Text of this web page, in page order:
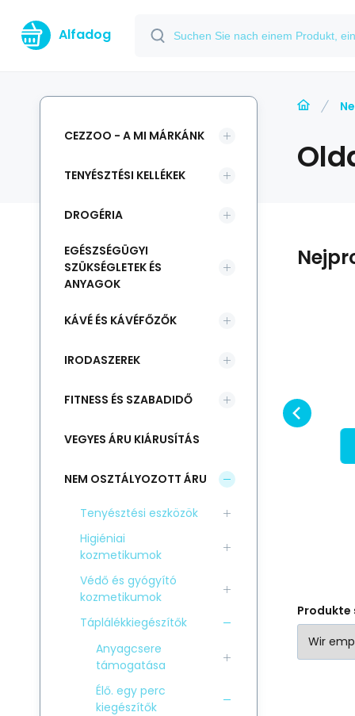
Alfadog
RABATT
Diafarm Omega
3+6+9 szőrre
adagoló 250ml
14.21
IN DEN KORB
természetes
táplálékkiegészítő kutyák és
egészséges és fényes
Produkte
CEZZOO - A MI MÁRKÁNK
TENYÉSZTÉSI KELLÉKEK
DROGÉRIA
EGÉSZSÉGÜGYI
SZÜKSÉGLETEK ÉS
ANYAGOK
KÁVÉ ÉS KÁVÉFŐZŐK
IRODASZEREK
FITNESS ÉS SZABADIDŐ
VEGYES ÁRU KIÁRUSÍTÁS
NEM OSZTÁLYOZOTT ÁRU
Tenyésztési eszközök
Higiéniai
kozmetikumok
Védő és gyógyító
kozmetikumok
Táplálékkiegészítők
Anyagcsere
támogatása
Élő. egy perc
kiegészítők